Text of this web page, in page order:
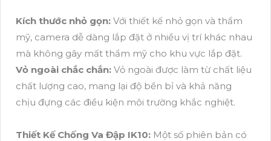
Kích thước nhỏ gọn: Với thiết kế nhỏ gọn và thẩm
mỹ, camera dễ dàng lắp đặt ở nhiều vị trí khác nhau
mà không gây mất thẩm mỹ cho khu vực lắp đặt.
Vỏ ngoài chắc chắn: Vỏ ngoài được làm từ chất liệu
chất lượng cao, mang lại độ bền bỉ và khả năng
chịu đựng các điều kiện môi trường khắc nghiệt.
Thiết Kế Chống Va Đập IK10: Một số phiên bản có